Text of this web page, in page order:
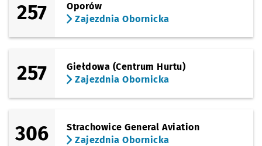
257
Oporów
Zajezdnia Obornicka
257
Giełdowa (Centrum Hurtu)
Zajezdnia Obornicka
306
Strachowice General Aviation
Zajezdnia Obornicka